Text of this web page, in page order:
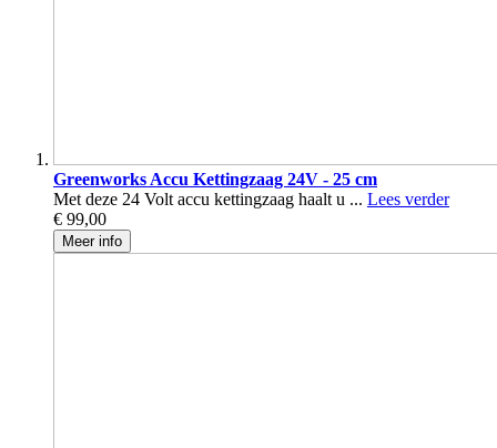
Greenworks Accu Kettingzaag 24V - 25 cm
Met deze 24 Volt accu kettingzaag haalt u ... Lees verder
€ 99,00
Meer info